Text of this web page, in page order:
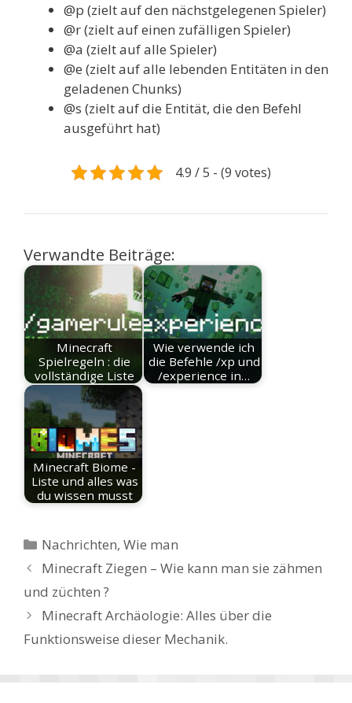
@p (zielt auf den nächstgelegenen Spieler)
@r (zielt auf einen zufälligen Spieler)
@a (zielt auf alle Spieler)
@e (zielt auf alle lebenden Entitäten in den
geladenen Chunks)
@s (zielt auf die Entität, die den Befehl
ausgeführt hat)
4.9 / 5 - (9 votes)
Verwandte Beiträge:
Minecraft
Spielregeln : die
vollständige Liste
Wie verwende ich
die Befehle /xp und
/experience in…
Minecraft Biome -
Liste und alles was
du wissen musst
Kategorien
Nachrichten,Wie man
Minecraft Ziegen – Wie kann man sie zähmen
und züchten ?
Minecraft Archäologie: Alles über die
Funktionsweise dieser Mechanik.